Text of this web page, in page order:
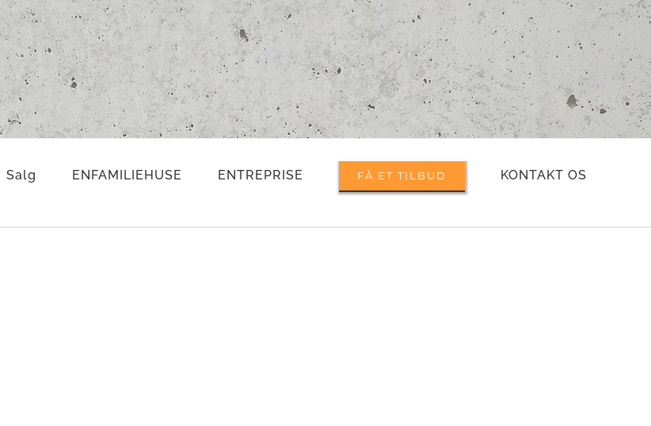
Salg ENFAMILIEHUSE ENTREPRISE FÅ ET TILBUD KONTAKT OS